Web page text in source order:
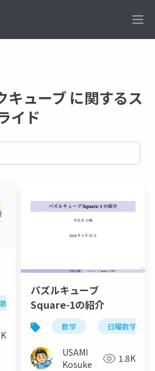
キューブ に関するス
イド
数学
パズルキューブ
Square-1の紹介
数学 日曜数学会
USAMI
Kosuke
1.8K